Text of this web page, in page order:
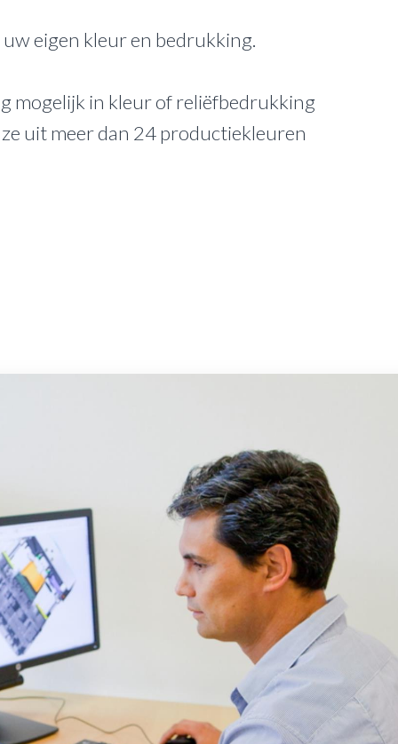
uw eigen kleur en bedrukking.
mogelijk in kleur of reliëfbedrukking
uit meer dan 24 productiekleuren